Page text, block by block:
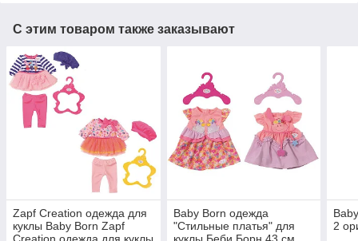
С этим товаром также заказывают
Zapf Creation одежда для
куклы Baby Born Zapf
Baby Born одежда
"Стильные платья" для
2